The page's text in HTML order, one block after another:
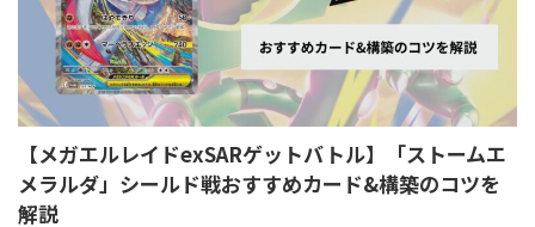
【メガエルレイドexSARゲットバトル】「ストームエ
メラルダ」シールド戦おすすめカード&構築のコツを
解説